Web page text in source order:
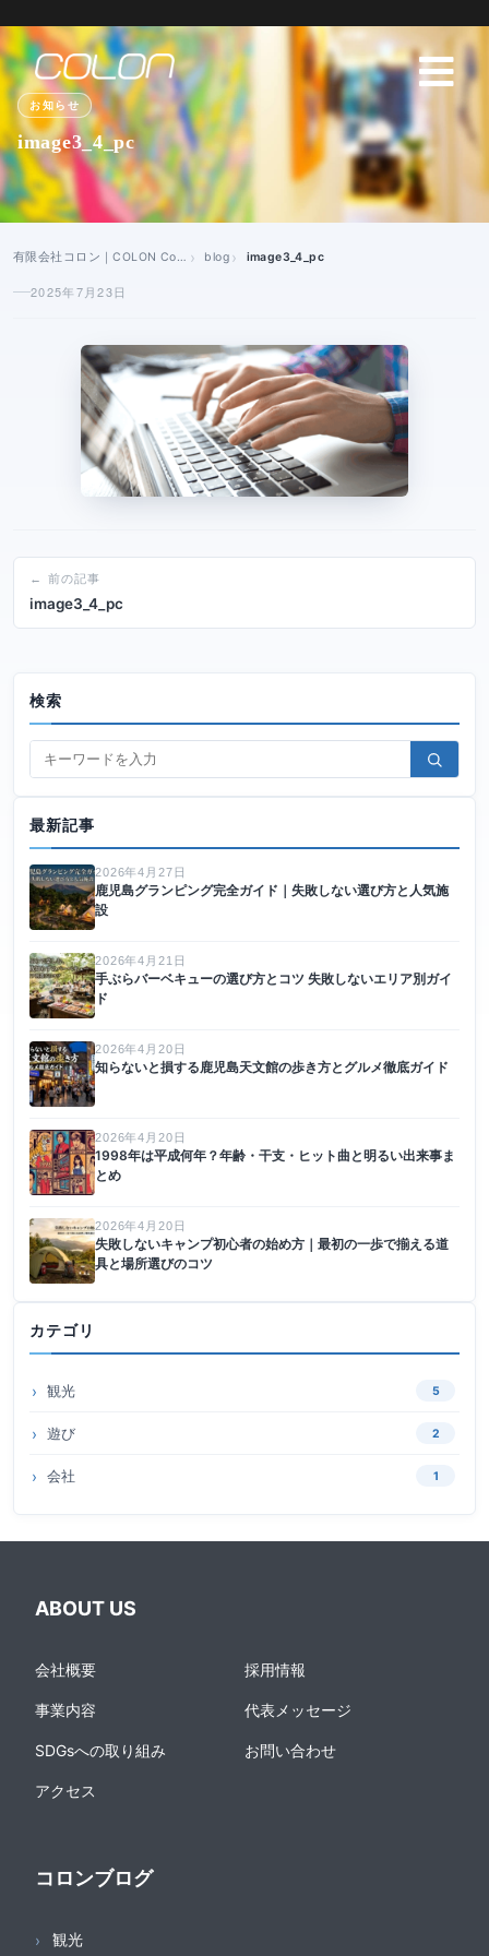
お知らせ
image3_4_pc
有限会社コロン｜COLON Co., Ltd blog image3_4_pc
2025年7月23日
← 前の記事
image3_4_pc
検索
最新記事
2026年4月27日
鹿児島グランピング完全ガイド｜失敗しない選び方と人気施
設
2026年4月21日
手ぶらバーベキューの選び方とコツ 失敗しないエリア別ガイ
ド
2026年4月20日
知らないと損する鹿児島天文館の歩き方とグルメ徹底ガイド
2026年4月20日
1998年は平成何年？年齢・干支・ヒット曲と明るい出来事ま
とめ
2026年4月20日
失敗しないキャンプ初心者の始め方｜最初の一歩で揃える道
具と場所選びのコツ
カテゴリ
観光 5
遊び 2
会社 1
ABOUT US
会社概要 採用情報
事業内容 代表メッセージ
SDGsへの取り組み お問い合わせ
アクセス
コロンブログ
観光